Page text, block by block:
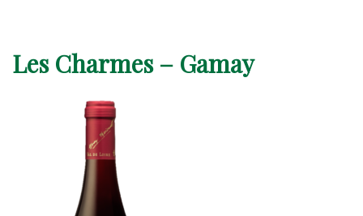
Les Charmes – Gamay